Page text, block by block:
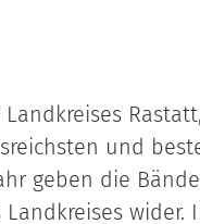
und
geben die
wider.